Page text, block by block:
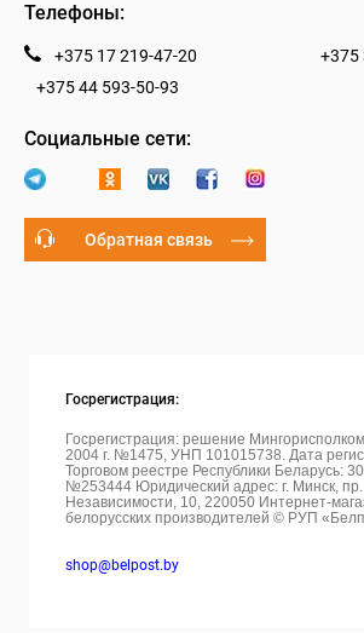
Телефоны:
+375 17 219-47-20
+375
+375 44 593-50-93
Социальные сети:
Обратная связь
Госрегистрация:
Госрегистрация: решение
2004 г. №1475, УНП 101015738. Дата
Торговом реестре Республики Беларусь:
№253444 Юридический адрес: г. Минск, пр.
Независимости, 10, 220050 Интернет-
белорусских производителей © РУП
shop@belpost.by